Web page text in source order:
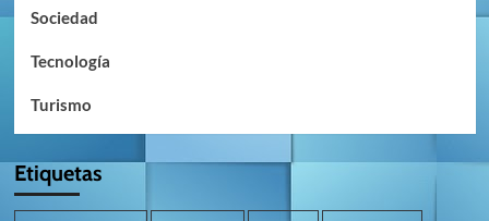
Sociedad
Tecnología
Turismo
Etiquetas